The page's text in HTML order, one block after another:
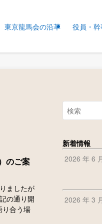
東京龍馬会の沿革 役員・
のご案
ましたが
の通り開
り合う場
新着情報
2026 年 6
2026 年 3